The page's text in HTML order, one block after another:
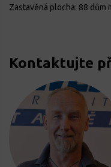
Zastavěná plocha: 88 dům
Kontaktujte